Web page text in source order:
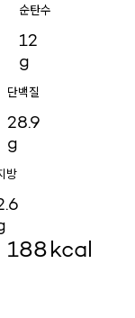
순탄수
12
g
단백질
28.9
g
방
188kcal